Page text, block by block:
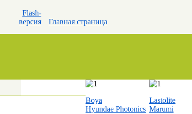
Flash-
версия
Главная страница
Boya
Hyundae Photonics
Lastolite
Marumi